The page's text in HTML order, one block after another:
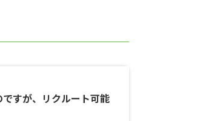
すが、リクルート可能